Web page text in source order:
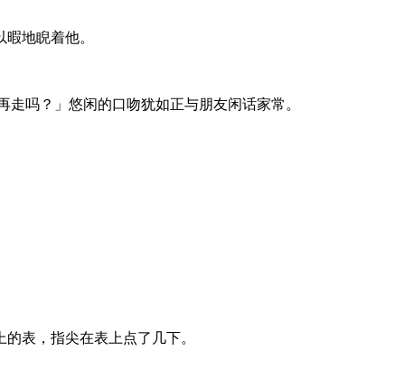
地睨着他。
吗？」悠闲的口吻犹如正与朋友闲话家常。
表，指尖在表上点了几下。